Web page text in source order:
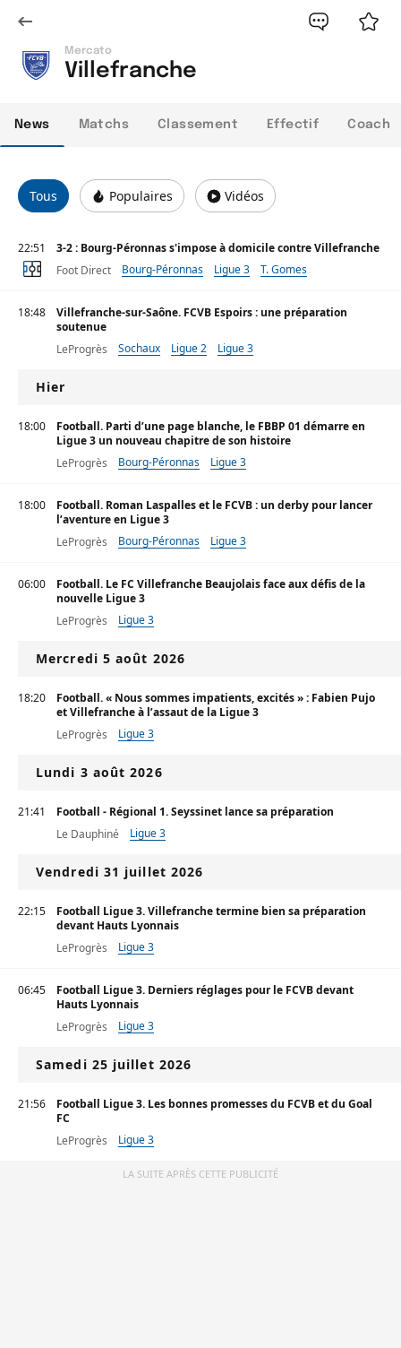
Mercato
Villefranche
News Matchs Classement Effectif Coach
Tous Populaires Vidéos
22:51
3-2 : Bourg-Péronnas s'impose à domicile contre Villefranche
Foot Direct
Bourg-Péronnas Ligue 3 T. Gomes
18:48
Villefranche-sur-Saône. FCVB Espoirs : une préparation
soutenue
LeProgrès
Sochaux Ligue 2 Ligue 3
Hier
18:00
Football. Parti d’une page blanche, le FBBP 01 démarre en
Ligue 3 un nouveau chapitre de son histoire
LeProgrès
Bourg-Péronnas Ligue 3
18:00
Football. Roman Laspalles et le FCVB : un derby pour lancer
l’aventure en Ligue 3
LeProgrès
Bourg-Péronnas Ligue 3
06:00
Football. Le FC Villefranche Beaujolais face aux défis de la
nouvelle Ligue 3
LeProgrès
Ligue 3
Mercredi 5 août 2026
18:20
Football. « Nous sommes impatients, excités » : Fabien Pujo
et Villefranche à l’assaut de la Ligue 3
LeProgrès
Ligue 3
Lundi 3 août 2026
21:41
Football - Régional 1. Seyssinet lance sa préparation
Le Dauphiné
Ligue 3
Vendredi 31 juillet 2026
22:15
Football Ligue 3. Villefranche termine bien sa préparation
devant Hauts Lyonnais
LeProgrès
Ligue 3
06:45
Football Ligue 3. Derniers réglages pour le FCVB devant
Hauts Lyonnais
LeProgrès
Ligue 3
Samedi 25 juillet 2026
21:56
Football Ligue 3. Les bonnes promesses du FCVB et du Goal
FC
LeProgrès
Ligue 3
LA SUITE APRÈS CETTE PUBLICITÉ